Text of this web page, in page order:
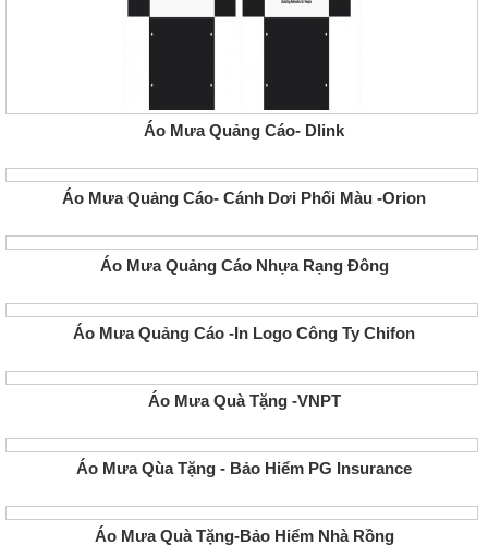
Áo Mưa Quảng Cáo- Dlink
Áo Mưa Quảng Cáo- Cánh Dơi Phối Màu -Orion
Áo Mưa Quảng Cáo Nhựa Rạng Đông
Áo Mưa Quảng Cáo -In Logo Công Ty Chifon
Áo Mưa Quà Tặng -VNPT
Áo Mưa Qùa Tặng - Bảo Hiểm PG Insurance
Áo Mưa Quà Tặng-Bảo Hiểm Nhà Rồng